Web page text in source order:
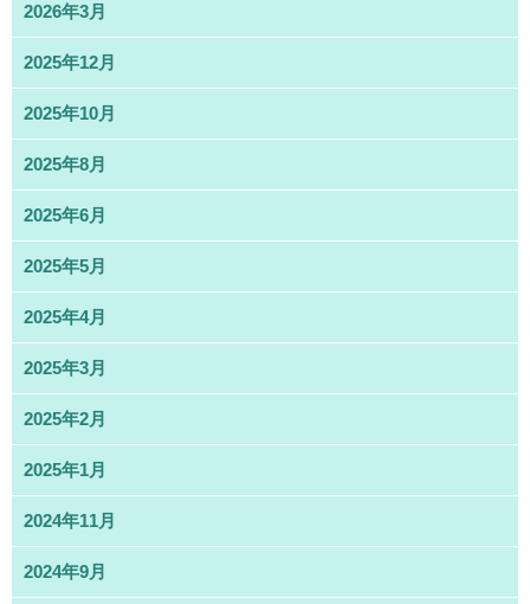
2026年3月
2025年12月
2025年10月
2025年8月
2025年6月
2025年5月
2025年4月
2025年3月
2025年2月
2025年1月
2024年11月
2024年9月